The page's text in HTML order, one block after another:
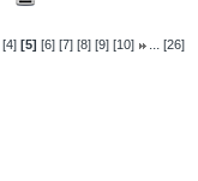
[4] [5] [6] [7] [8] [9] [10] ...[26]